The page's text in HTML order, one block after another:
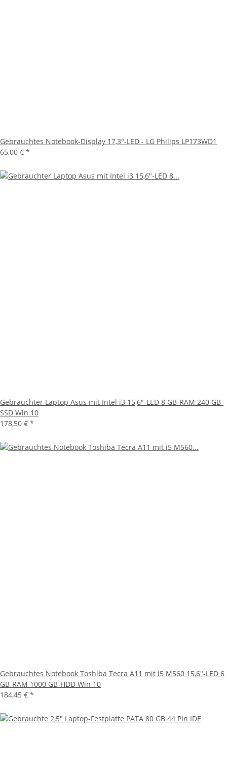
Gebrauchtes Notebook-Display 17,3"-LED - LG Philips LP173WD1
65,00 € *
Gebrauchter Laptop Asus mit Intel i3 15,6"-LED 8 GB-RAM 240 GB-
SSD Win 10
178,50 € *
Gebrauchtes Notebook Toshiba Tecra A11 mit i5 M560 15,6"-LED 6
GB-RAM 1000 GB-HDD Win 10
184,45 € *